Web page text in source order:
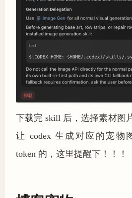
下载完 skill 后，选择素材图
让 codex 生成对应的宠物
token 的，这里提醒下！！！